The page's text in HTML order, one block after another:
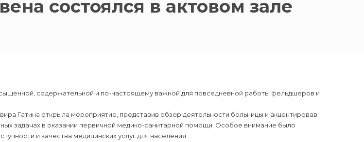
состоялся в актовом зале
содержательной и по-настоящему важной для повседневной работы фельдшеров и
Гатина открыла мероприятие, представив обзор деятельности больницы и акцентировав
задачах в оказании первичной медико-санитарной помощи. Особое внимание было
и качества медицинских услуг для населения